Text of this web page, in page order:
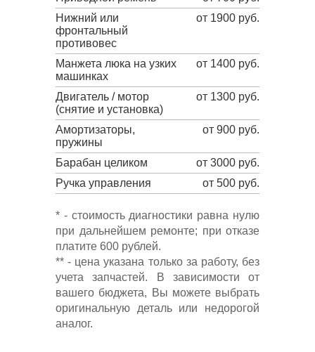
Нижний или
фронтальный
противовес
от 1900 руб.
Манжета люка на узких
машинках
от 1400 руб.
Двигатель / мотор
(снятие и установка)
от 1300 руб.
Амортизаторы,
пружины
от 900 руб.
Барабан целиком
от 3000 руб.
Ручка управления
от 500 руб.
* - стоимость диагностики равна нулю
при дальнейшем ремонте; при отказе
платите 600 рублей.
** - цена указана только за работу, без
учета запчастей. В зависимости от
вашего бюджета, Вы можете выбрать
оригинальную деталь или недорогой
аналог.